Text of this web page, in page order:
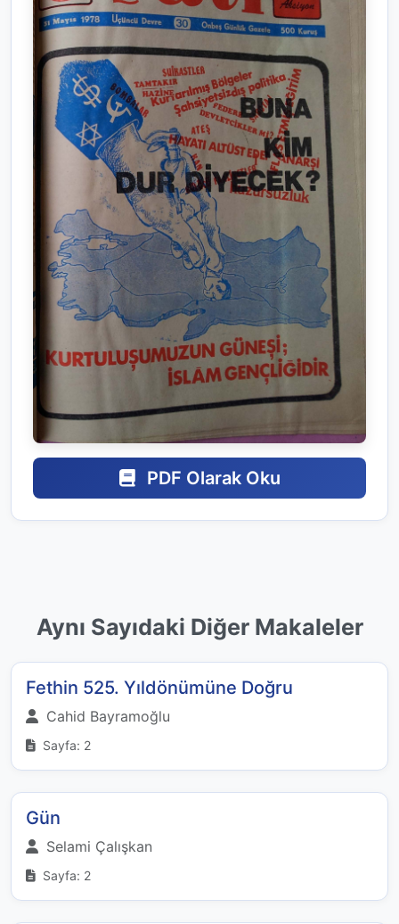
PDF Olarak Oku
Aynı Sayıdaki Diğer Makaleler
Fethin 525. Yıldönümüne Doğru
Cahid Bayramoğlu
Sayfa: 2
Gün
Selami Çalışkan
Sayfa: 2